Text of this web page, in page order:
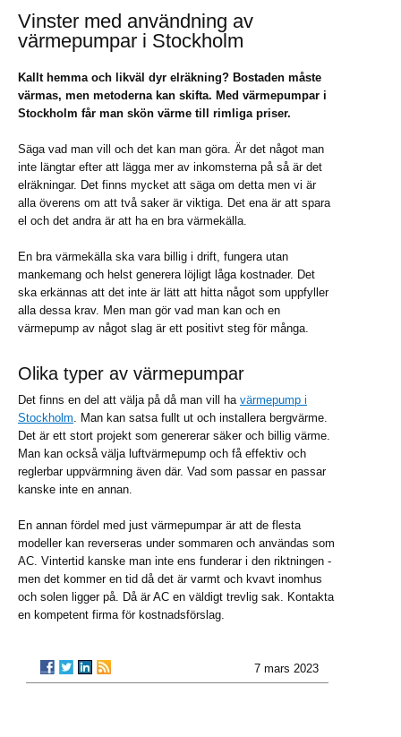
Vinster med användning av
värmepumpar i Stockholm
Kallt hemma och likväl dyr elräkning? Bostaden måste
värmas, men metoderna kan skifta. Med värmepumpar i
Stockholm får man skön värme till rimliga priser.
Säga vad man vill och det kan man göra. Är det något man
inte längtar efter att lägga mer av inkomsterna på så är det
elräkningar. Det finns mycket att säga om detta men vi är
alla överens om att två saker är viktiga. Det ena är att spara
el och det andra är att ha en bra värmekälla.
En bra värmekälla ska vara billig i drift, fungera utan
mankemang och helst generera löjligt låga kostnader. Det
ska erkännas att det inte är lätt att hitta något som uppfyller
alla dessa krav. Men man gör vad man kan och en
värmepump av något slag är ett positivt steg för många.
Olika typer av värmepumpar
Det finns en del att välja på då man vill ha värmepump i
Stockholm . Man kan satsa fullt ut och installera bergvärme.
Det är ett stort projekt som genererar säker och billig värme.
Man kan också välja luftvärmepump och få effektiv och
reglerbar uppvärmning även där. Vad som passar en passar
kanske inte en annan.
En annan fördel med just värmepumpar är att de flesta
modeller kan reverseras under sommaren och användas som
AC. Vintertid kanske man inte ens funderar i den riktningen -
men det kommer en tid då det är varmt och kvavt inomhus
och solen ligger på. Då är AC en väldigt trevlig sak. Kontakta
en kompetent firma för kostnadsförslag.
7 mars 2023